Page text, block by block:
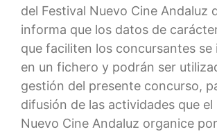
del Festival Nuevo Cine Andaluz
informa que los datos de
que faciliten los concursantes se
en un fichero y podrán ser
gestión del presente concurso,
difusión de las actividades que el
Nuevo Cine Andaluz organice